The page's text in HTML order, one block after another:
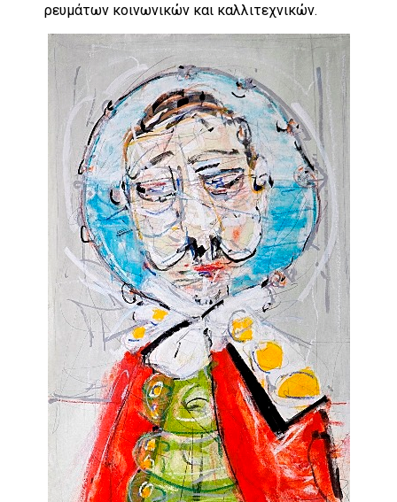
ρευμάτων κοινωνικών και καλλιτεχνικών.